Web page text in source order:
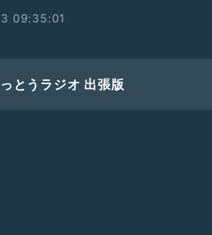
09:35:01
とうラジオ 出張版